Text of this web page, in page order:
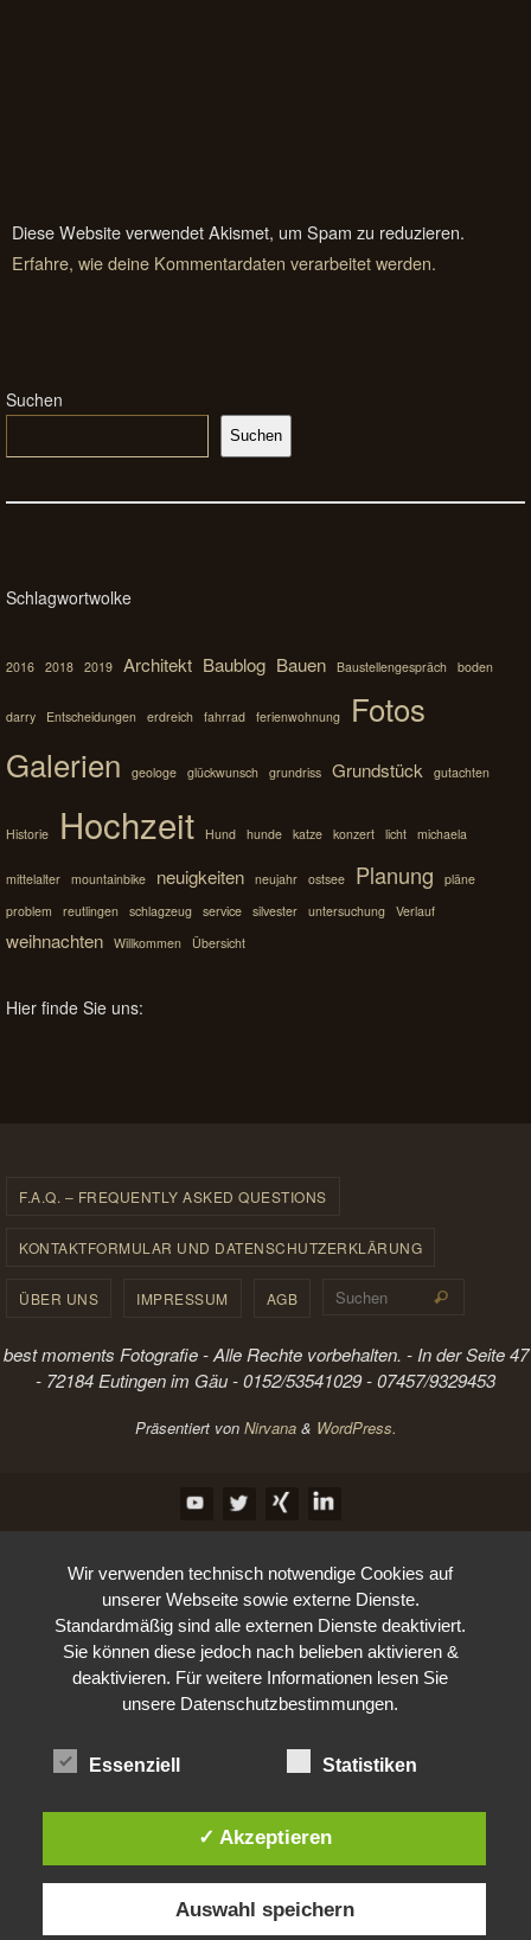
Diese Website verwendet Akismet, um Spam zu reduzieren.
Erfahre, wie deine Kommentardaten verarbeitet werden.
Suchen
Suchen
Schlagwortwolke
2016 2018 2019 Architekt Baublog Bauen Baustellengespräch boden
darry Entscheidungen erdreich fahrrad ferienwohnung
Fotos
Galerien
geologe glückwunsch grundriss Grundstück gutachten
Historie Hochzeit Hund hunde katze konzert licht michaela
mittelalter mountainbike neuigkeiten neujahr ostsee Planung
pläne
problem
reutlingen schlagzeug service silvester untersuchung Verlauf
weihnachten Willkommen Übersicht
Hier finde Sie uns:
F.A.Q. – FREQUENTLY ASKED QUESTIONS
KONTAKTFORMULAR UND DATENSCHUTZERKLÄRUNG
ÜBER UNS IMPRESSUM AGB Suchen
best moments Fotografie - Alle Rechte vorbehalten. - In der Seite 47
- 72184 Eutingen im Gäu - 0152/53541029 - 07457/9329453
Präsentiert von Nirvana& WordPress.
Wir verwenden technisch notwendige Cookies auf
unserer Webseite sowie externe Dienste.
Standardmäßig sind alle externen Dienste deaktiviert.
Sie können diese jedoch nach belieben aktivieren &
deaktivieren. Für weitere Informationen lesen Sie
unsere Datenschutzbestimmungen.
Essenziell Statistiken
✓ Akzeptieren
Auswahl speichern